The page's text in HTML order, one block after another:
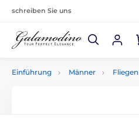
schreiben Sie uns
Einführung Männer Fliegen